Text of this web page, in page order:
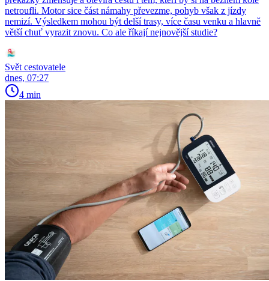
netroufli. Motor sice část námahy převezme, pohyb však z jízdy
nemizí. Výsledkem mohou být delší trasy, více času venku a hlavně
větší chuť vyrazit znovu. Co ale říkají nejnovější studie?
Svět cestovatele
dnes, 07:27
4 min